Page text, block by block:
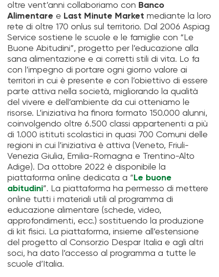
oltre vent’anni collaboriamo con Banco
Alimentare e Last Minute Market mediante la loro
rete di oltre 170 onlus sul territorio. Dal 2006 Aspiag
Service sostiene le scuole e le famiglie con “Le
Buone Abitudini”, progetto per l’educazione alla
sana alimentazione e ai corretti stili di vita. Lo fa
con l’impegno di portare ogni giorno valore ai
territori in cui è presente e con l’obiettivo di essere
parte attiva nella società, migliorando la qualità
del vivere e dell’ambiente da cui otteniamo le
risorse. L’iniziativa ha finora formato 150.000 alunni,
coinvolgendo oltre 6.500 classi appartenenti a più
di 1.000 istituti scolastici in quasi 700 Comuni delle
regioni in cui l’iniziativa è attiva (Veneto, Friuli-
Venezia Giulia, Emilia-Romagna e Trentino-Alto
Adige). Da ottobre 2022 è disponibile la
piattaforma online dedicata a “ Le buone
abitudini”. La piattaforma ha permesso di mettere
online tutti i materiali utili al programma di
educazione alimentare (schede, video,
approfondimenti, ecc.) sostituendo la produzione
di kit fisici. La piattaforma, insieme all’estensione
del progetto al Consorzio Despar Italia e agli altri
soci, ha dato l’accesso al programma a tutte le
scuole d’Italia.